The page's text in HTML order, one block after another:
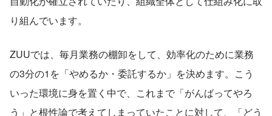
り組んでいます。
ZUUでは、毎月業務の棚卸をして、効率化のために業務
の3分の1を「やめるか・委託するか」を決めます。こう
いった環境に身を置く中で、これまで「がんばってやろ
う」と根性論で考えてしまっていたことに対して、「どう